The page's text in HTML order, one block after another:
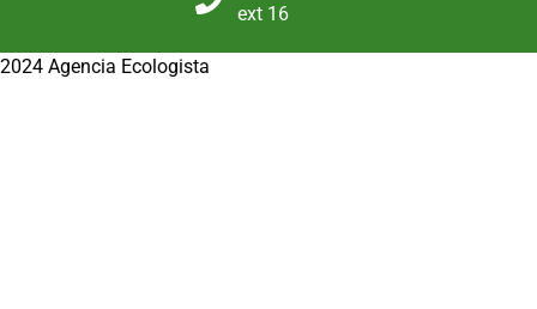
ext 16
2024 Agencia Ecologista